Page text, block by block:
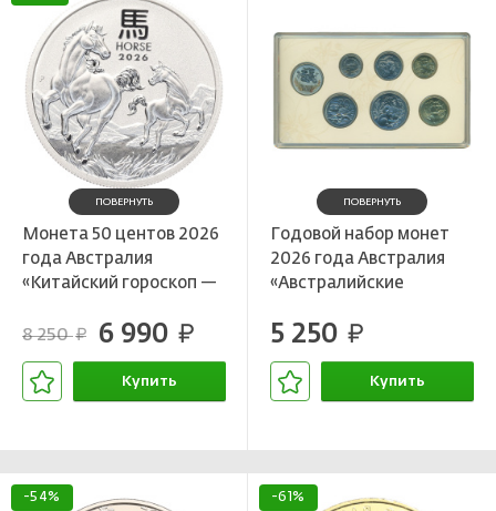
ПОВЕРНУТЬ
Монета 50 центов 2026
года Австралия
«Китайский гороскоп —
8 250руб. 6 990 руб.
Купить
ПОВЕРНУТЬ
Годовой набор монет
2026 года Австралия
«Австралийские
5 250 руб.
Купить
-54% -61%